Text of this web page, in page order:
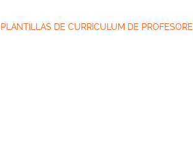
PLANTILLAS DE CURRICULUM DE